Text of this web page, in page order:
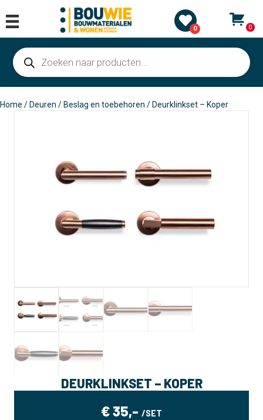
0 0
Producten
zoeken
Home / Deuren / Beslag en toebehoren / Deurklinkset – Koper
DEURKLINKSET – KOPER
€35,- /SET